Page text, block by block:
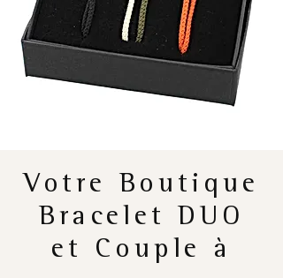
Votre Boutique
Bracelet DUO
et Couple à